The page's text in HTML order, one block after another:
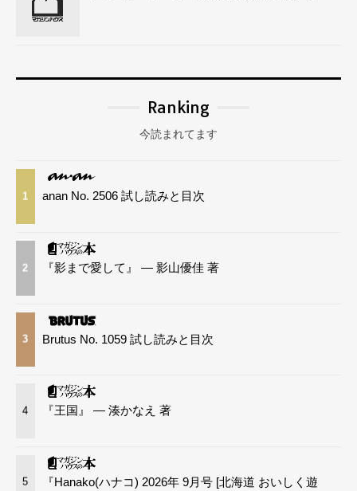
Ranking
今読まれてます
1 anan No. 2506 試し読みと目次
2 『影まで愛して』 — 影山優佳 著
3 Brutus No. 1059 試し読みと目次
4 『王国』 — 湊かなえ 著
5
『Hanako(ハナコ) 2026年 9月号 [北海道 おいしく遊